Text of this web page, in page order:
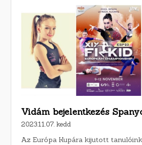
Vidám bejelentkezés
2023.11.07. kedd
Az Európa Kupára kijutott